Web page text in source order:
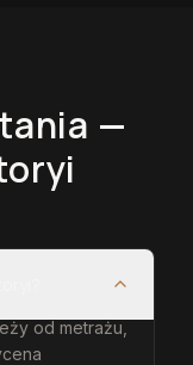
—
od metrażu,